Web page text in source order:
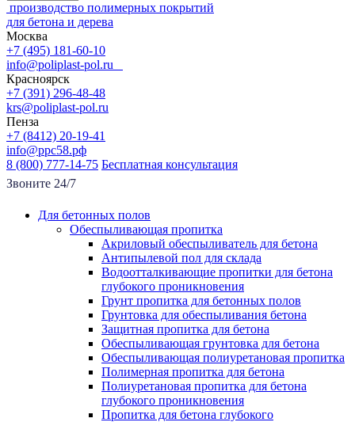
производство полимерных покрытий
для бетона и дерева
Москва
+7 (495) 181-60-10
info@poliplast-pol.ru
Красноярск
+7 (391) 296-48-48
krs@poliplast-pol.ru
Пенза
+7 (8412) 20-19-41
info@ррс58.рф
8 (800) 777-14-75 Бесплатная консультация
Звоните 24/7
Для бетонных полов
Обеспыливающая пропитка
Акриловый обеспыливатель для бетона
Антипылевой пол для склада
Водоотталкивающие пропитки для бетона
глубокого проникновения
Грунт пропитка для бетонных полов
Грунтовка для обеспыливания бетона
Защитная пропитка для бетона
Обеспыливающая грунтовка для бетона
Обеспыливающая полиуретановая пропитка
Полимерная пропитка для бетона
Полиуретановая пропитка для бетона
глубокого проникновения
Пропитка для бетона глубокого